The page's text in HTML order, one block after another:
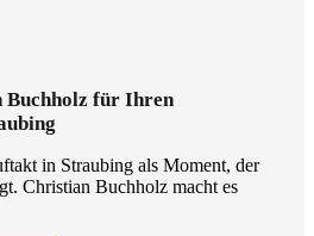
Buchholz für Ihren
in Straubing als Moment, der
Christian Buchholz macht es